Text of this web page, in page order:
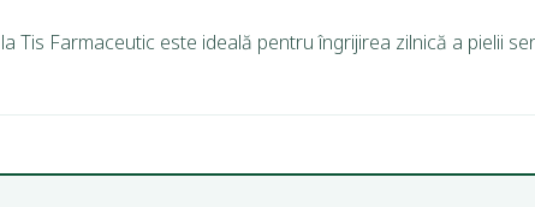
Tis Farmaceutic este ideală pentru îngrijirea zilnică a pielii